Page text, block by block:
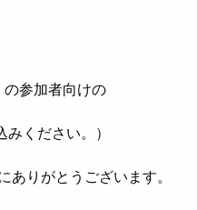
参加者向けの
みください。）
りがとうございます。